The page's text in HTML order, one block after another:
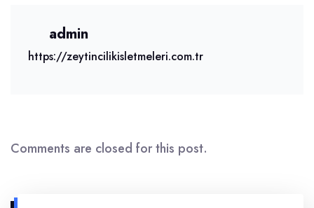
admin
https://zeytincilikisletmeleri.com.tr
Comments are closed for this post.